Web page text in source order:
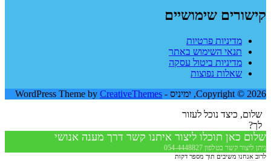
קישורים שימושיים
מדיניות פרטיות
תנאי השימוש באתר
מדיניות ביטול עסקה
שאלות נפוצות
Copyright © 2026, ימיניס - WordPress Theme by
CreativeThemes
שלום, כיצד נוכל לעזור
לך?
שלום כאן תוכלו ליצור איתנו קשר דרך מענה אנושי
ניתן ליצור קשר בטלפון 054-4448827
לרוב אנחנו משיבים תוך מספר דקות